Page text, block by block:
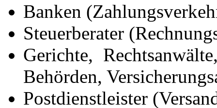
Banken
Steuerberater
Gerichte,
Behörden,
Postdienstleister